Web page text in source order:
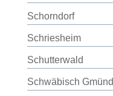
Schorndorf
Schriesheim
Schutterwald
Schwäbisch Gmünd